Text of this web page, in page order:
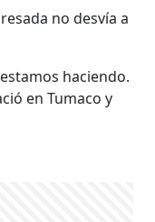
no desvía a
haciendo.
en Tumaco y